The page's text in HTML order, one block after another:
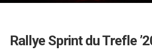
Rallye Sprint du Trefle